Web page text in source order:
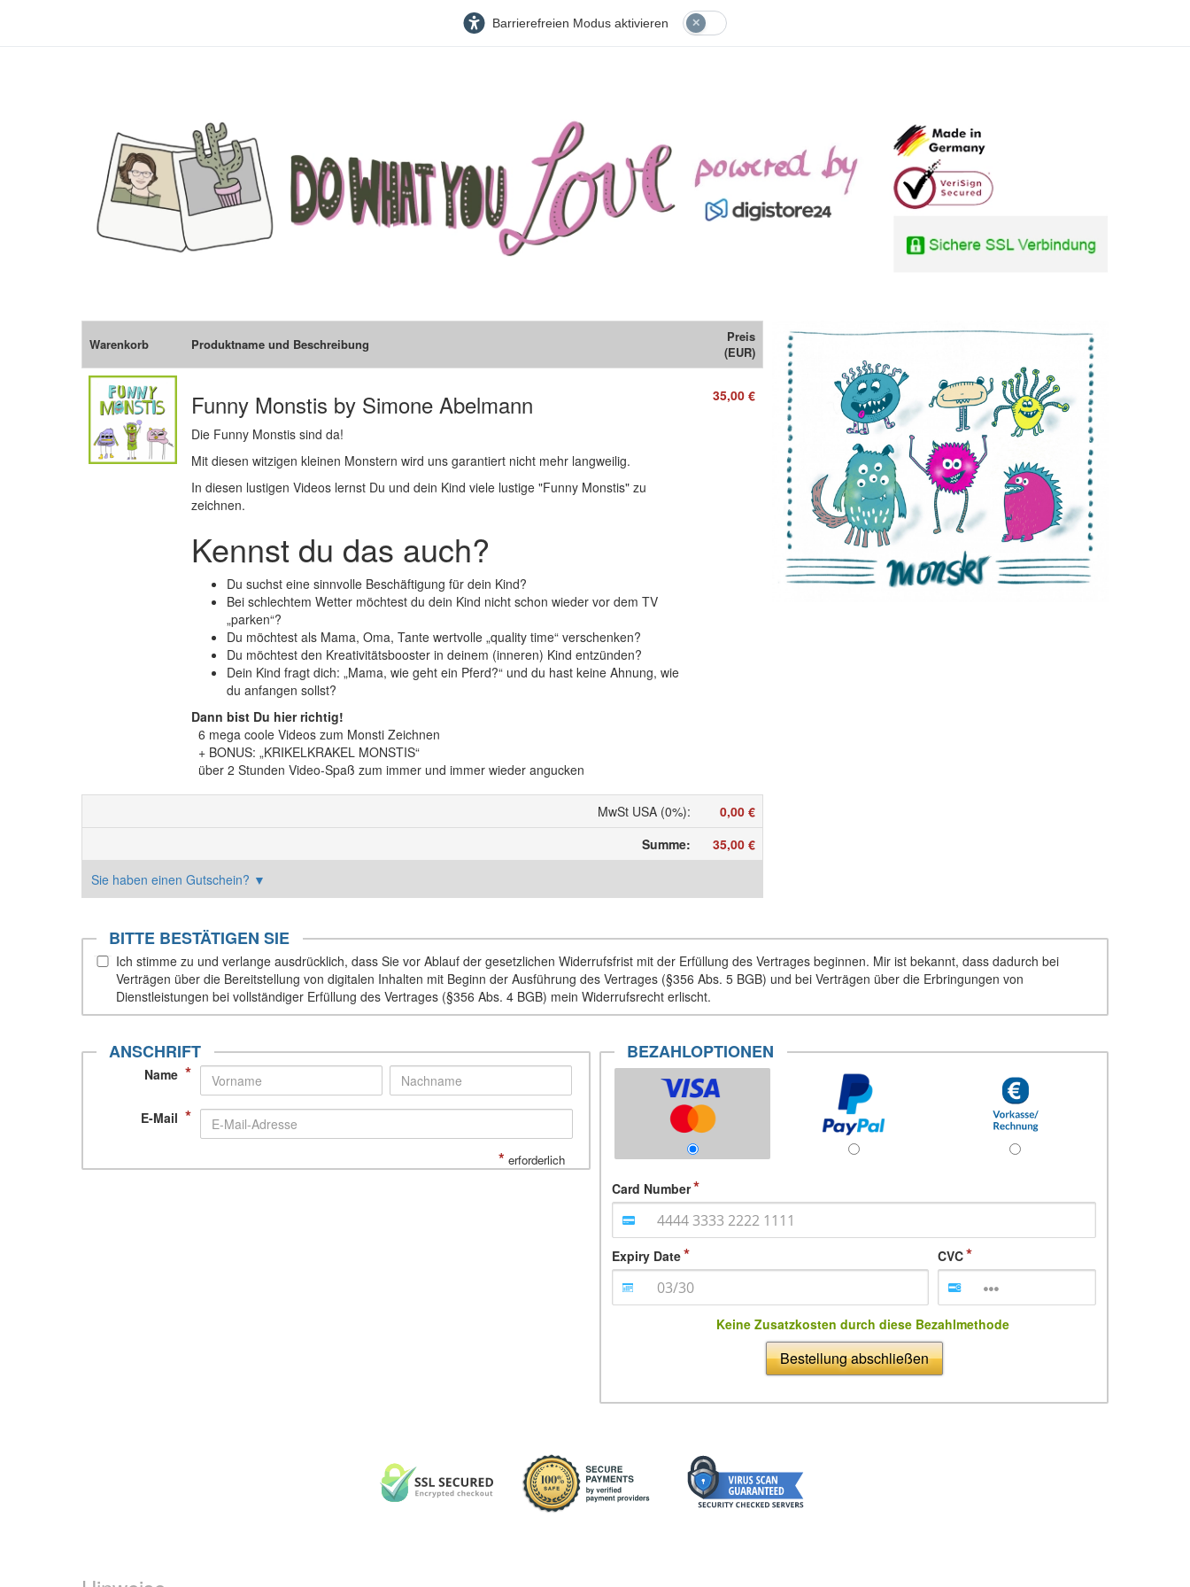
Barrierefreien Modus aktivieren
Warenkorb Produktname und Beschreibung
Preis
(EUR)
Funny Monstis by Simone Abelmann
Die Funny Monstis sind da!
Mit diesen witzigen kleinen Monstern wird uns garantiert nicht mehr langweilig.
In diesen lustigen Videos lernst Du und dein Kind viele lustige "Funny Monstis" zu
zeichnen.
Kennst du das auch?
Du suchst eine sinnvolle Beschäftigung für dein Kind?
Bei schlechtem Wetter möchtest du dein Kind nicht schon wieder vor dem TV
„parken“?
Du möchtest als Mama, Oma, Tante wertvolle „quality time“ verschenken?
Du möchtest den Kreativitätsbooster in deinem (inneren) Kind entzünden?
Dein Kind fragt dich: „Mama, wie geht ein Pferd?“ und du hast keine Ahnung, wie
du anfangen sollst?
Dann bist Du hier richtig!
6 mega coole Videos zum Monsti Zeichnen
+ BONUS: „KRIKELKRAKEL MONSTIS“
über 2 Stunden Video-Spaß zum immer und immer wieder angucken
35,00 €
MwSt USA (0%):
0,00 €
Summe:
35,00 €
Sie haben einen Gutschein? ▼
BITTE BESTÄTIGEN SIE
Ich stimme zu und verlange ausdrücklich, dass Sie vor Ablauf der gesetzlichen Widerrufsfrist mit der Erfüllung des Vertrages beginnen. Mir ist bekannt, dass dadurch bei
Verträgen über die Bereitstellung von digitalen Inhalten mit Beginn der Ausführung des Vertrages (§356 Abs. 5 BGB) und bei Verträgen über die Erbringungen von
Dienstleistungen bei vollständiger Erfüllung des Vertrages (§356 Abs. 4 BGB) mein Widerrufsrecht erlischt.
ANSCHRIFT
Name *
E-Mail *
* erforderlich
BEZAHLOPTIONEN
Card Number
Expiry Date CVC
Keine Zusatzkosten durch diese Bezahlmethode
Bestellung abschließen